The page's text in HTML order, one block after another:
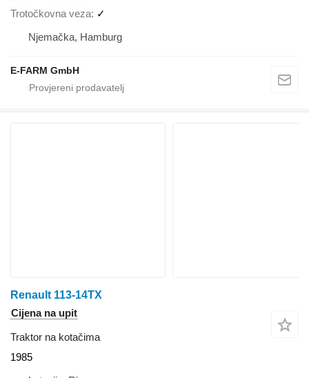
Trotočkovna veza ✓
Njemačka, Hamburg
E-FARM GmbH
Renault 113-14TX
Cijena na upit
Traktor na kotačima
1985